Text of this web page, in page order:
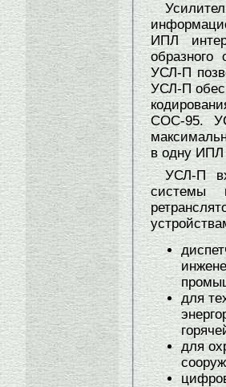
ИПЛ
образного
УСЛ-П
УСЛ-П
СОС-95.
в одну ИПЛ
УСЛ-П
системы
для
для